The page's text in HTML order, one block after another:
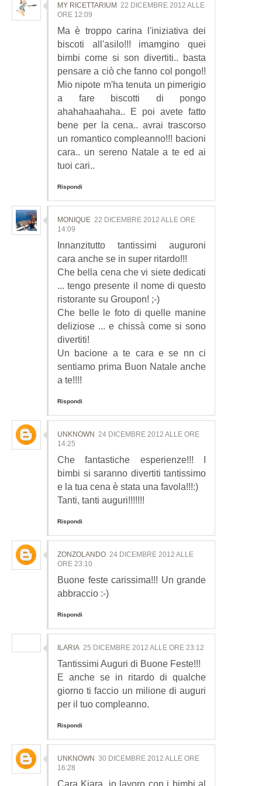
MY RICETTARIUM 22 DICEMBRE 2012 ALLE
ORE 12:09
Ma è troppo carina l'iniziativa dei
biscoti all'asilo!!! imamgino quei
bimbi come si son divertiti.. basta
pensare a ciò che fanno col pongo!!
Mio nipote m'ha tenuta un pimerigio
a fare biscotti di pongo
ahahahaahaha.. E poi avete fatto
bene per la cena.. avrai trascorso
un romantico compleanno!!! bacioni
cara.. un sereno Natale a te ed ai
tuoi cari..
Rispondi
MONIQUE 22 DICEMBRE 2012 ALLE ORE
14:09
Innanzitutto tantissimi auguroni
cara anche se in super ritardo!!!
Che bella cena che vi siete dedicati
... tengo presente il nome di questo
ristorante su Groupon! ;-)
Che belle le foto di quelle manine
deliziose ... e chissà come si sono
divertiti!
Un bacione a te cara e se nn ci
sentiamo prima Buon Natale anche
a te!!!!
Rispondi
UNKNOWN 24 DICEMBRE 2012 ALLE ORE
14:25
Che fantastiche esperienze!!! I
bimbi si saranno divertiti tantissimo
e la tua cena è stata una favola!!!:)
Tanti, tanti auguri!!!!!!!
Rispondi
ZONZOLANDO 24 DICEMBRE 2012 ALLE
ORE 23:10
Buone feste carissima!!! Un grande
abbraccio :-)
Rispondi
ILARIA 25 DICEMBRE 2012 ALLE ORE 23:12
Tantissimi Auguri di Buone Feste!!!
E anche se in ritardo di qualche
giorno ti faccio un milione di auguri
per il tuo compleanno.
Rispondi
UNKNOWN 30 DICEMBRE 2012 ALLE ORE
16:28
Cara Kiara, io lavoro con i bimbi al